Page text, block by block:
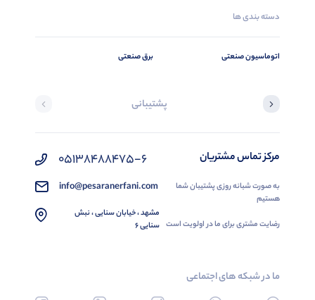
دسته بندی ها
اتوماسیون صنعتی برق صنعتی
پشتیبانی
مرکز تماس مشتریان
به صورت شبانه روزی پشتیبان شما
هستیم
رضایت مشتری برای ما در اولویت است
05138488475-6
info@pesaranerfani.com
مشهد ، خیابان سنایی ، نبش
سنایی 6
ما در شبکه های اجتماعی